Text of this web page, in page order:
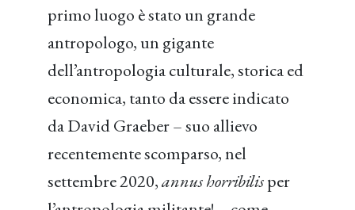
primo luogo è stato un grande
antropologo, un gigante
dell’antropologia culturale, storica ed
economica, tanto da essere indicato
da David Graeber – suo allievo
recentemente scomparso, nel
settembre 2020,annus horribilisper